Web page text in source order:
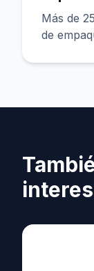
Más de
de